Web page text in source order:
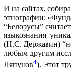
И на сайтах,
этнографии:
“Белорусы”
языкознания,
(Н.С. Державин)
любым другим
Ляпунов4). Этот